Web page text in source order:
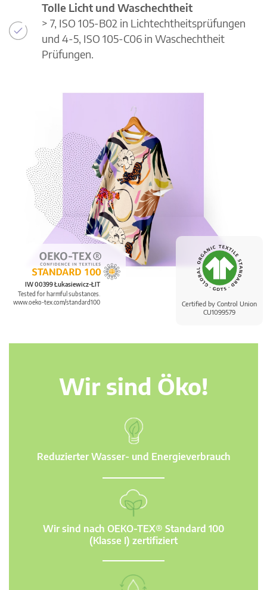
Certified by Control Union
CU1099579
IW 00399 Łukasiewicz-ŁIT
Tested for harmful substances.
www.oeko-tex.com/standard100
Tolle Licht und Waschechtheit
> 7, ISO 105-B02 in Lichtechtheitsprüfungen
und 4-5, ISO 105-C06 in Waschechtheit
Prüfungen.
Wir sind Öko!
Reduzierter Wasser- und Energieverbrauch
Wir sind nach OEKO-TEX® Standard 100
(Klasse I) zertifiziert